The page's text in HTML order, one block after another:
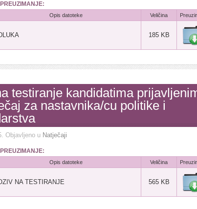
Opis datoteke Veličina
185 KB
testiranje kandidatima
za nastavnika/cu politike i
. Objavljeno u Natječaji
Opis datoteke Veličina
NA TESTIRANJE 565 KB